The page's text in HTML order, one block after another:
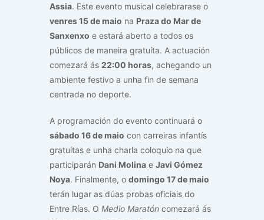
Assia. Este evento musical celebrarase o
venres 15 de maio na Praza do Mar de
Sanxenxo e estará aberto a todos os
públicos de maneira gratuíta. A actuación
comezará ás 22:00 horas, achegando un
ambiente festivo a unha fin de semana
centrada no deporte.
A programación do evento continuará o
sábado 16 de maio con carreiras infantís
gratuítas e unha charla coloquio na que
participarán Dani Molina e Javi Gómez
Noya. Finalmente, o domingo 17 de maio
terán lugar as dúas probas oficiais do
Entre Rías. O Medio Maratón comezará ás